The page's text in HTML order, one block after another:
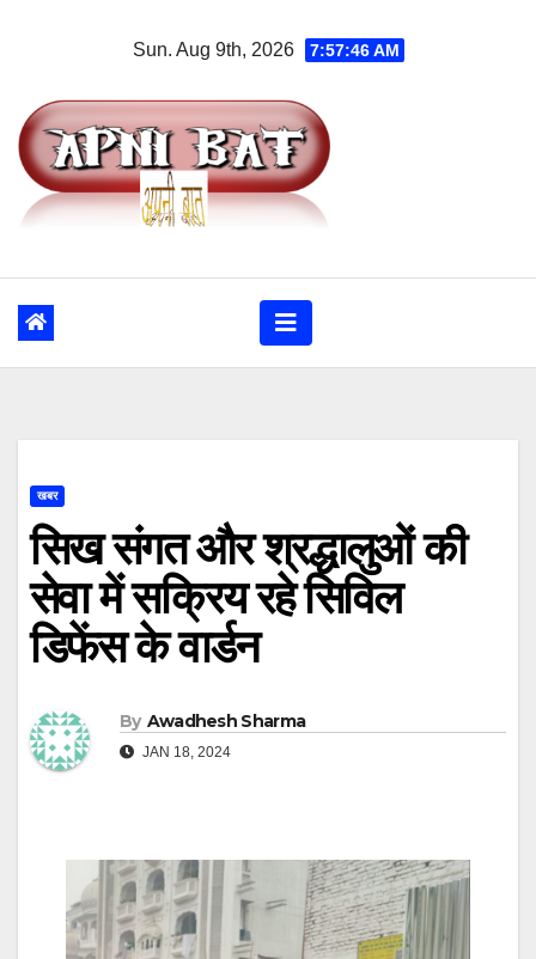
Sun. Aug 9th, 2026 7:57:46 AM
खबर
सिख संगत और श्रद्धालुओं की
सेवा में सक्रिय रहे सिविल
डिफेंस के वार्डन
By Awadhesh Sharma
JAN 18, 2024